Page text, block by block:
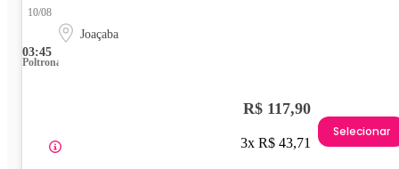
03:45
10/08
Joaçaba
Poltrona
R$ 117,90
3x R$ 43,71
Selecionar